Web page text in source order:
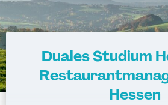
Duales Studium
Hessen